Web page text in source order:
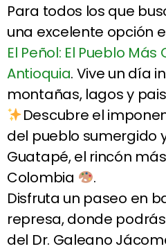
Para todos los que
una excelente opción
El Peñol: El Pueblo
Antioquia. Vive un día
montañas, lagos y
Descubre el
del pueblo sumergido
Guatapé, el rincón
Colombia
.
Disfruta un paseo en
represa, donde
del Dr. Galeano